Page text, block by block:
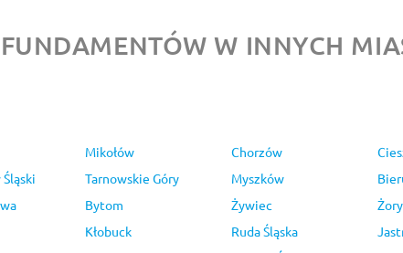
W INNYCH
Mikołów Chorzów
Tarnowskie Góry Myszków
Bytom Żywiec
Żory
Kłobuck Ruda Śląska